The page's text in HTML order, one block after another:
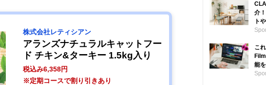
株式会社レティシアン
アランズナチュラルキャットフー
ド チキン&ターキー 1.5kg入り
税込み6,358円
※定期コースで割り引きあり
介
ト
こ
能